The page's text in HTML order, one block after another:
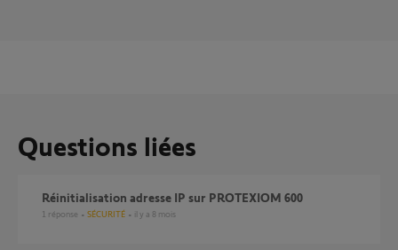
Questions liées
Réinitialisation adresse IP sur PROTEXIOM 600
1 réponse SÉCURITÉ il y a 8 mois